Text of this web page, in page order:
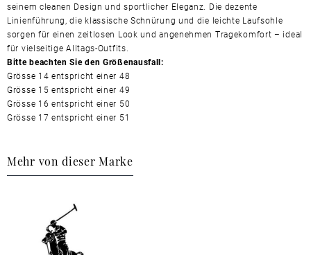
seinem cleanen Design und sportlicher Eleganz. Die dezente
Linienführung, die klassische Schnürung und die leichte Laufsohle
sorgen für einen zeitlosen Look und angenehmen Tragekomfort – ideal
für vielseitige Alltags-Outfits.
Bitte beachten Sie den Größenausfall:
Grösse 14 entspricht einer 48
Grösse 15 entspricht einer 49
Grösse 16 entspricht einer 50
Grösse 17 entspricht einer 51
Mehr von dieser Marke